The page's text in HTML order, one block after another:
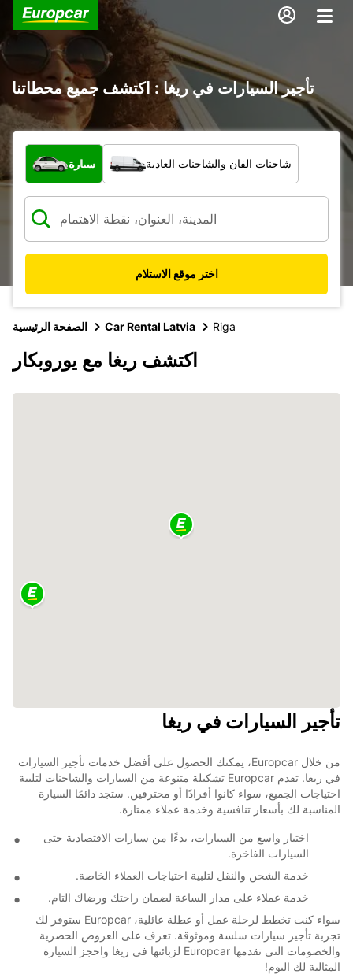
تأجير السيارات في ريغا : اكتشف جميع محطاتنا
ما نوع المركبة؟
سيارة شاحنات الفان والشاحنات العادية
اختر موقع الاستلام
الصفحة الرئيسية Car Rental Latvia Riga
اكتشف ريغا مع يوروبكار
تأجير السيارات في ريغا
من خلال Europcar، يمكنك الحصول على أفضل خدمات تأجير السيارات
في ريغا. تقدم Europcar تشكيلة متنوعة من السيارات والشاحنات لتلبية
احتياجات الجميع، سواء كانوا أفرادًا أو محترفين. ستجد دائمًا السيارة
المناسبة لك بأسعار تنافسية وخدمة عملاء ممتازة.
اختيار واسع من السيارات، بدءًا من سيارات الاقتصادية حتى
السيارات الفاخرة.
خدمة الشحن والنقل لتلبية احتياجات العملاء الخاصة.
خدمة عملاء على مدار الساعة لضمان راحتك ورضاك التام.
سواء كنت تخطط لرحلة عمل أو عطلة عائلية، Europcar ستوفر لك
تجربة تأجير سيارات سلسة وموثوقة. تعرف على العروض الحصرية
والخصومات التي تقدمها Europcar لزبائنها في ريغا واحجز السيارة
المثالية لك اليوم!